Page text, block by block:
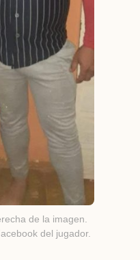
de la imagen.
del jugador.